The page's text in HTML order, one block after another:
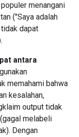
menangani
("Saya adalah
dapat
antara
memahami bahwa
kesalahan,
output tidak
melabeli
Dengan